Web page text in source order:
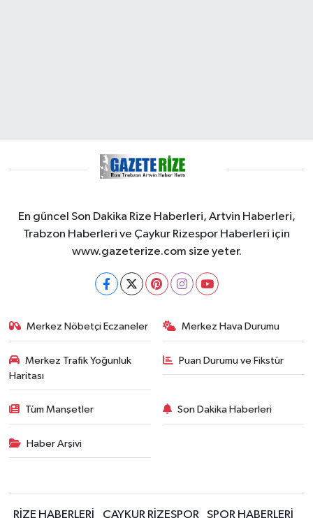
En güncel Son Dakika Rize Haberleri, Artvin Haberleri,
Trabzon Haberleri ve Çaykur Rizespor Haberleri için
www.gazeterize.com size yeter.
Merkez Nöbetçi Eczaneler Merkez Hava Durumu
Merkez Trafik Yoğunluk
Haritası
Puan Durumu ve Fikstür
Tüm Manşetler Son Dakika Haberleri
Haber Arşivi
RİZE HABERLERİ ÇAYKUR RİZESPOR SPOR HABERLERİ